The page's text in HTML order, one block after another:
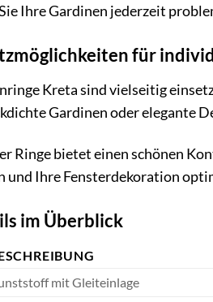
Ihre Gardinen jederzeit
für
Kreta sind vielseitig
Gardinen oder elegante
Ringe bietet einen schönen
und Ihre Fensterdekoration
im Überblick
mit Gleiteinlage